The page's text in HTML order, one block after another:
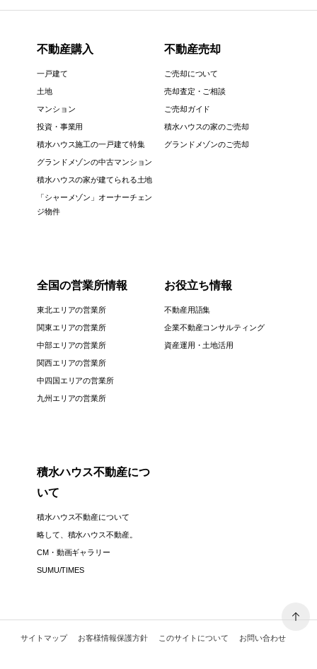
不動産購入
一戸建て
土地
マンション
投資・事業用
積水ハウス施工の一戸建て特集
グランドメゾンの中古マンション
積水ハウスの家が建てられる土地
「シャーメゾン」オーナーチェン
ジ物件
不動産売却
ご売却について
売却査定・ご相談
ご売却ガイド
積水ハウスの家のご売却
グランドメゾンのご売却
全国の営業所情報
東北エリアの営業所
関東エリアの営業所
中部エリアの営業所
関西エリアの営業所
中四国エリアの営業所
九州エリアの営業所
お役立ち情報
不動産用語集
企業不動産コンサルティング
資産運用・土地活用
積水ハウス不動産につ
いて
積水ハウス不動産について
略して、積水ハウス不動産。
CM・動画ギャラリー
SUMU/TIMES
サイトマップ お客様情報保護方針 このサイトについて お問い合わせ